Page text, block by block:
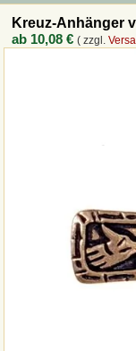
Kreuz-Anhänger
ab 10,08 € ( zzgl.
Widerrufsfunktion